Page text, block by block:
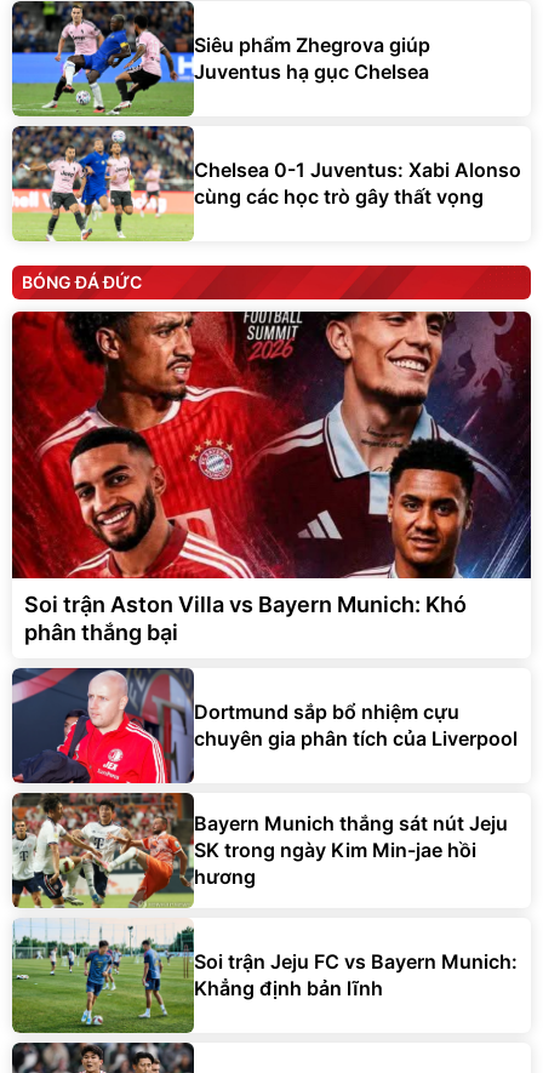
Siêu phẩm Zhegrova giúp
Juventus hạ gục Chelsea
Chelsea 0-1 Juventus: Xabi Alonso
cùng các học trò gây thất vọng
BÓNG ĐÁ ĐỨC
Soi trận Aston Villa vs Bayern Munich: Khó
phân thắng bại
Dortmund sắp bổ nhiệm cựu
chuyên gia phân tích của Liverpool
Bayern Munich thắng sát nút Jeju
SK trong ngày Kim Min-jae hồi
hương
Soi trận Jeju FC vs Bayern Munich:
Khẳng định bản lĩnh